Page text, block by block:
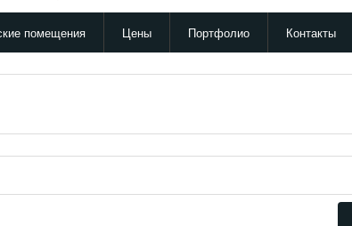
помещения Цены Портфолио Контакты